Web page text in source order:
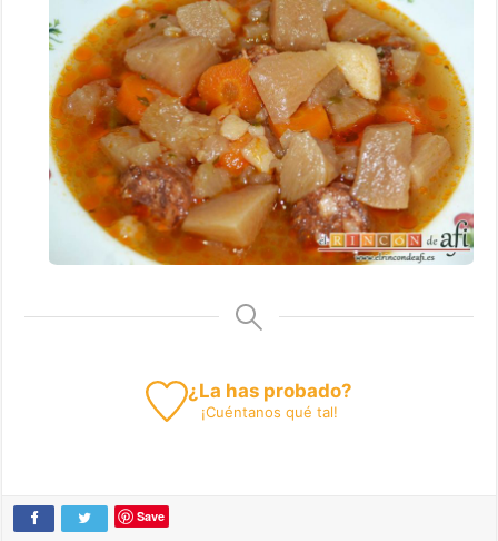
¿La has probado?
¡Cuéntanos qué tal!
Save